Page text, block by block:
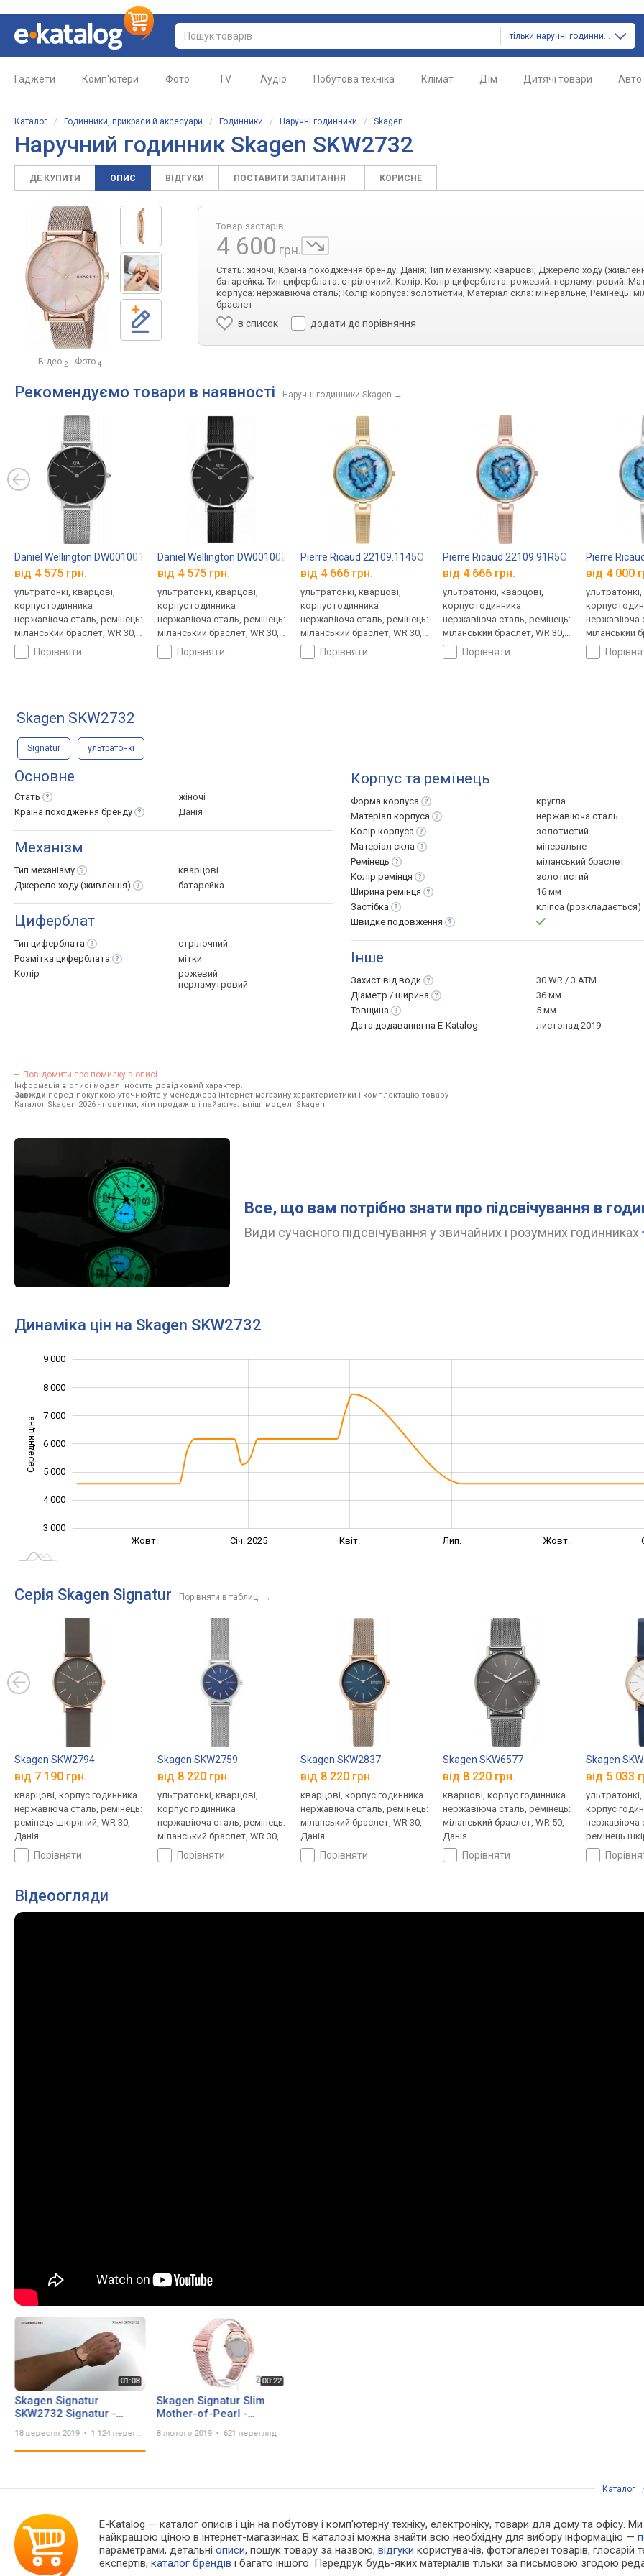
тільки наручні годинники
Гаджети Комп'ютери Фото TV Аудіо Побутова техніка Клімат Дім Дитячі товари Авто
Каталог / Годинники, прикраси й аксесуари / Годинники / Наручні годинники / Skagen
Наручний годинник Skagen SKW2732
ДЕ КУПИТИ ОПИС ВІДГУКИ ПОСТАВИТИ ЗАПИТАННЯ КОРИСНЕ
Відео 2 Фото 4
Товар застарів
4 600 грн.
Стать: жіночі; Країна походження бренду: Данія; Тип механізму: кварцові; Джерело ходу
батарейка; Тип циферблата: стрілочний; Колір: Колір циферблата: рожевий; перламутровий;
корпуса: нержавіюча сталь; Колір корпуса: золотистий; Матеріал скла: мінеральне; Ремінець:
браслет
в список додати до порівняння
Рекомендуємо товари в наявності Наручні годинники Skagen →
Daniel Wellington DW00100162
від 4 575 грн.
ультратонкі, кварцові,
корпус годинника
нержавіюча сталь, ремінець:
міланський браслет, WR 30,
Швеціяпорівняти
Daniel Wellington DW00100202
від 4 575 грн.
ультратонкі, кварцові,
корпус годинника
нержавіюча сталь, ремінець:
міланський браслет, WR 30,
Швеціяпорівняти
Pierre Ricaud 22109.1145Q
від 4 666 грн.
ультратонкі, кварцові,
корпус годинника
нержавіюча сталь, ремінець:
міланський браслет, WR 30,
Німеччинапорівняти
Pierre Ricaud 22109.91R5Q
від 4 666 грн.
ультратонкі, кварцові,
корпус годинника
нержавіюча сталь, ремінець:
міланський браслет, WR 30,
Німеччинапорівняти
Pierre
від 4 000
корпус
нержавіюча
міланський
Німеччина
Skagen SKW2732
Signatur ультратонкі
Основне
Стать
жіночі
Країна походження бренду Данія
Механізм
Тип механізму
кварцові
Джерело ходу (живлення) батарейка
Циферблат
Тип циферблата
стрілочний
Розмітка циферблата
мітки
Колір
рожевий
перламутровий
Корпус та ремінець
Форма корпуса
кругла
Матеріал корпуса
нержавіюча сталь
Колір корпуса
золотистий
Матеріал скла
мінеральне
Ремінець
міланський браслет
Колір ремінця
золотистий
Ширина ремінця
16 мм
Застібка
кліпса (розкладається)
Швидке подовження
Інше
Захист від води
30 WR / 3 ATM
Діаметр / ширина
36 мм
Товщина
5 мм
Дата додавання на E-Katalog
листопад 2019
Повідомити про помилку в описі
Інформація в описі моделі носить довідковий характер.
Завжди перед покупкою уточнюйте у менеджера інтернет-магазину характеристики і комплектацію товару
Каталог Skagen 2026 - новинки, хіти продажів і найактуальніші моделі Skagen.
Все, що вам потрібно знати про підсвічування в
Види сучасного підсвічування у звичайних і розумних годинниках
Динаміка цін на Skagen SKW2732
Середня ціна 3 000
3 000
4 000
5 000
6 000
7 000
8 000
9 000
Жовт. Січ. 2025 Квіт. Лип. Жовт.
Серія Skagen Signatur Порівняти в таблиці →
Skagen SKW2794
від 7 190 грн.
кварцові, корпус годинника
нержавіюча сталь, ремінець:
ремінець шкіряний, WR 30,
Данія
порівняти
Skagen SKW2759
від 8 220 грн.
ультратонкі, кварцові,
корпус годинника
нержавіюча сталь, ремінець:
міланський браслет, WR 30,
Данія порівняти
Skagen SKW2837
від 8 220 грн.
кварцові, корпус годинника
нержавіюча сталь, ремінець:
міланський браслет, WR 30,
Данія
порівняти
Skagen SKW6577
від 8 220 грн.
кварцові, корпус годинника
нержавіюча сталь, ремінець:
міланський браслет, WR 50,
Данія
порівняти
Skagen
від 5 033
ультратонкі,
корпус
нержавіюча
ремінець
Данія
Відеоогляди
Skagen Signatur
SKW2732 Signatur -
18 вересня 2019 1 124 перегляда
Skagen Signatur Slim
Mother-of-Pearl -
8 лютого 2019 621 перегляд
Каталог
E-Katalog — каталог описів і цін на побутову і комп'ютерну техніку, електроніку, товари для дому та офісу.
найкращою ціною в інтернет-магазинах. В каталозі можна знайти всю необхідну для вибору інформацію —
параметрами, детальніописи, пошук товару за назвою,відгуки користувачів, фотогалереї товарів, глосарій
експертів,каталог брендів і багато іншого. Передрук будь-яких матеріалів тільки за письмовою згодою